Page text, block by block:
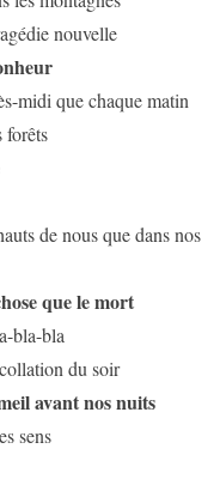
nouvelle
midi que chaque matin
forêts
de nous que dans nos
que le mort
bla-bla
du soir
avant nos nuits
sens